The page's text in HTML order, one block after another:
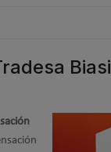
Biasi